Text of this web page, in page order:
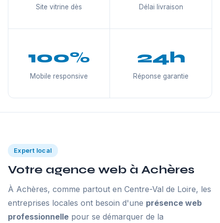
Site vitrine dès Délai livraison
100%
Mobile responsive
24h
Réponse garantie
Expert local
Votre agence web à Achères
À Achères, comme partout en Centre-Val de Loire, les
entreprises locales ont besoin d'une présence web
professionnelle pour se démarquer de la